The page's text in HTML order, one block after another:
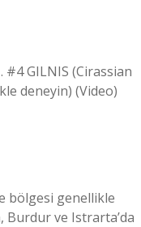
GILNIS (Cirassian
deneyin) (Video)
bölgesi genellikle
Burdur ve Istrarta’da